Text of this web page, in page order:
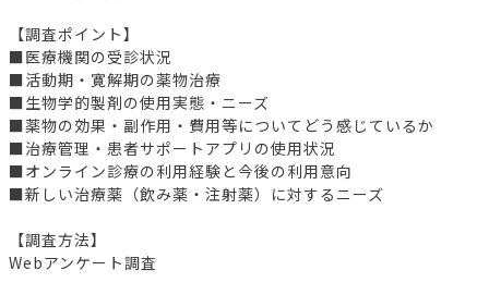
【調査ポイント】
■医療機関の受診状況
■活動期・寛解期の薬物治療
■生物学的製剤の使用実態・ニーズ
■薬物の効果・副作用・費用等についてどう感じているか
■治療管理・患者サポートアプリの使用状況
■オンライン診療の利用経験と今後の利用意向
■新しい治療薬（飲み薬・注射薬）に対するニーズ
【調査方法】
Webアンケート調査